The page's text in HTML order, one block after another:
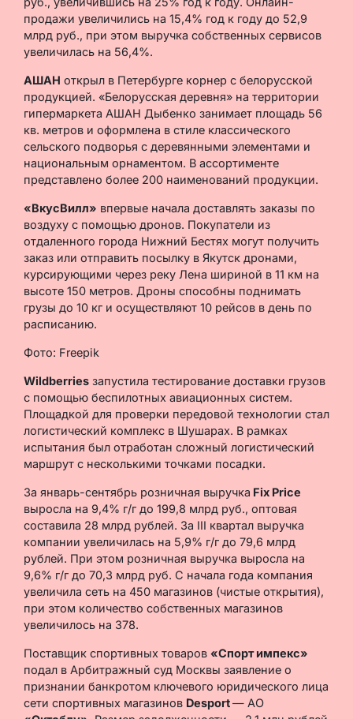
продажи увеличились на 15,4% год к году до 52,9
млрд руб., при этом выручка собственных сервисов
увеличилась на 56,4%.
АШАН открыл в Петербурге корнер с белорусской
продукцией. «Белорусская деревня» на территории
гипермаркета АШАН Дыбенко занимает площадь 56
кв. метров и оформлена в стиле классического
сельского подворья с деревянными элементами и
национальным орнаментом. В ассортименте
представлено более 200 наименований продукции.
«ВкусВилл» впервые начала доставлять заказы по
воздуху с помощью дронов. Покупатели из
отдаленного города Нижний Бестях могут получить
заказ или отправить посылку в Якутск дронами,
курсирующими через реку Лена шириной в 11 км на
высоте 150 метров. Дроны способны поднимать
грузы до 10 кг и осуществляют 10 рейсов в день по
расписанию.
Фото: Freepik
Wildberries запустила тестирование доставки грузов
с помощью беспилотных авиационных систем.
Площадкой для проверки передовой технологии стал
логистический комплекс в Шушарах. В рамках
испытания был отработан сложный логистический
маршрут с несколькими точками посадки.
За январь-сентябрь розничная выручка Fix Price
выросла на 9,4% г/г до 199,8 млрд руб., оптовая
составила 28 млрд рублей. За III квартал выручка
компании увеличилась на 5,9% г/г до 79,6 млрд
рублей. При этом розничная выручка выросла на
9,6% г/г до 70,3 млрд руб. С начала года компания
увеличила сеть на 450 магазинов (чистые открытия),
при этом количество собственных магазинов
увеличилось на 378.
Поставщик спортивных товаров «Спорт импекс»
подал в Арбитражный суд Москвы заявление о
признании банкротом ключевого юридического лица
сети спортивных магазинов Desport— АО